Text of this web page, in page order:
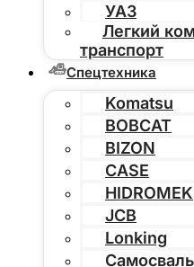
УАЗ
Легкий
транспорт
Спецтехника
Komatsu
BOBCAT
BIZON
CASE
HIDROMEK
JCB
Lonking